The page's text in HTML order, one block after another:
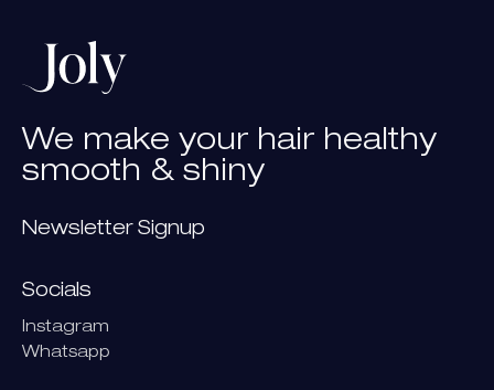
We make your hair healthy
smooth & shiny
Newsletter Signup
Socials
Instagram
Whatsapp